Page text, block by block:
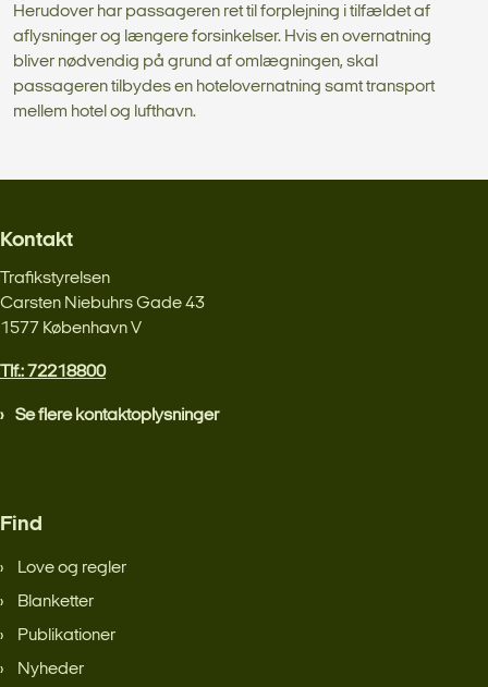
Herudover har passageren ret til forplejning i tilfældet af
aflysninger og længere forsinkelser. Hvis en overnatning
bliver nødvendig på grund af omlægningen, skal
passageren tilbydes en hotelovernatning samt transport
mellem hotel og lufthavn.
Kontakt
Trafikstyrelsen
Carsten Niebuhrs Gade 43
1577 København V
Tlf.: 72218800
Se flere kontaktoplysninger
Find
Love og regler
Blanketter
Publikationer
Nyheder